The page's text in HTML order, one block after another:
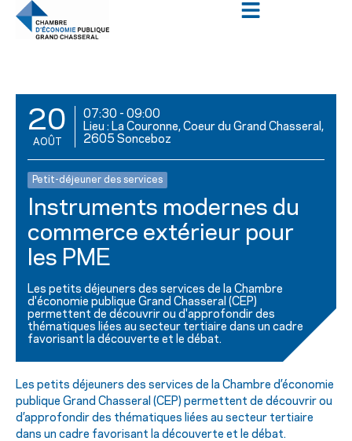
20
AOÛT
07:30 - 09:00
Lieu : La Couronne, Coeur du Grand Chasseral,
2605 Sonceboz
Petit-déjeuner des services
Instruments modernes du
commerce extérieur pour
les PME
Les petits déjeuners des services de la Chambre
d'économie publique Grand Chasseral (CEP)
permettent de découvrir ou d'approfondir des
thématiques liées au secteur tertiaire dans un cadre
favorisant la découverte et le débat.
Les petits déjeuners des services de la Chambre d’économie
publique Grand Chasseral (CEP) permettent de découvrir ou
d’approfondir des thématiques liées au secteur tertiaire
dans un cadre favorisant la découverte et le débat.